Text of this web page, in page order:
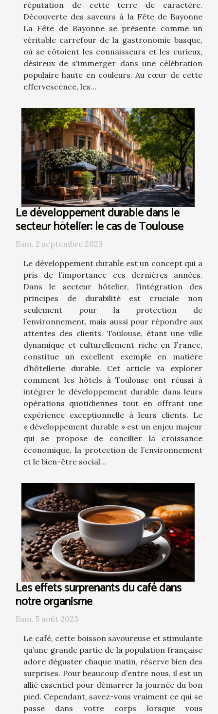
réputation de cette terre de caractère.
Découverte des saveurs à la Fête de Bayonne
La Fête de Bayonne se présente comme un
véritable carrefour de la gastronomie basque,
où se côtoient les connaisseurs et les curieux,
désireux de s'immerger dans une célébration
populaire haute en couleurs. Au cœur de cette
effervescence, les...
Le développement durable dans le
secteur hôtelier: le cas de Toulouse
Sam. 2 septembre 2023
Le développement durable est un concept qui a
pris de l’importance ces dernières années.
Dans le secteur hôtelier, l’intégration des
principes de durabilité est cruciale non
seulement pour la protection de
l’environnement, mais aussi pour répondre aux
attentes des clients. Toulouse, étant une ville
dynamique et culturellement riche en France,
constitue un excellent exemple en matière
d’hôtellerie durable. Cet article va explorer
comment les hôtels à Toulouse ont réussi à
intégrer le développement durable dans leurs
opérations quotidiennes tout en offrant une
expérience exceptionnelle à leurs clients. Le
« développement durable » est un enjeu majeur
qui se propose de concilier la croissance
économique, la protection de l’environnement
et le bien-être social...
Les effets surprenants du café dans
notre organisme
Sam. 5 août 2023
Le café, cette boisson savoureuse et stimulante
qu’une grande partie de la population française
adore déguster chaque matin, réserve bien des
surprises. Pour beaucoup d’entre nous, il est un
allié essentiel pour démarrer la journée du bon
pied. Cependant, savez-vous vraiment ce qui se
passe dans votre corps lorsque vous